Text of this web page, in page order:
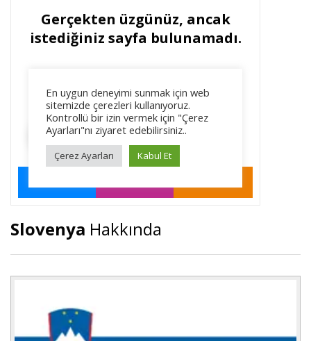
Slovenya Hakkında